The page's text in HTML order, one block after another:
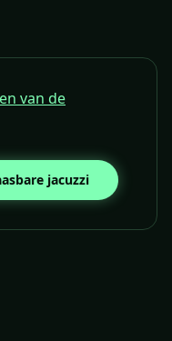
van de
jacuzzi